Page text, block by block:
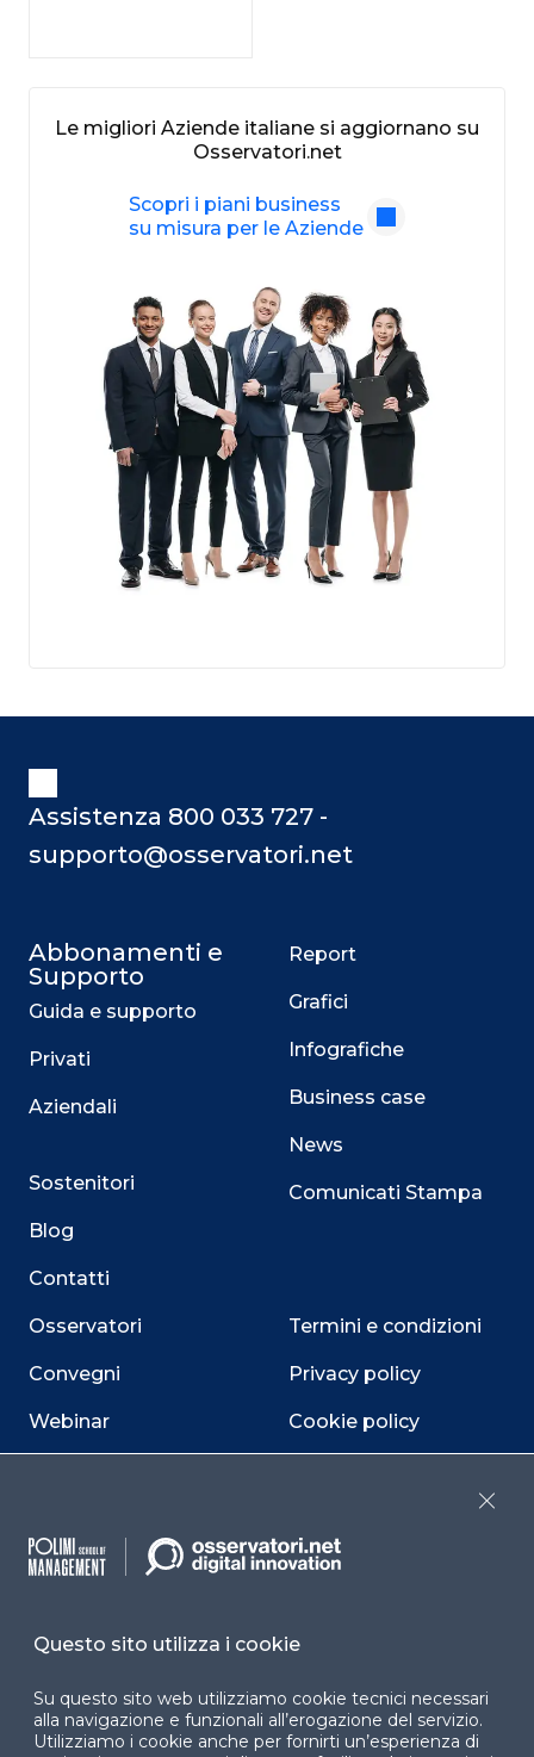
Le migliori Aziende italiane si aggiornano su
Osservatori.net
Scopri i piani business
su misura per le Aziende
Assistenza 800 033 727 -
supporto@osservatori.net
Abbonamenti e
Supporto
Guida e supporto
Privati
Aziendali
Sostenitori
Blog
Contatti
Osservatori
Convegni
Webinar
Report
Grafici
Infografiche
Business case
News
Comunicati Stampa
Termini e condizioni
Privacy policy
Cookie policy
accessibilità
Facebook LinkedIn
Questo sito utilizza i cookie
Su questo sito web utilizziamo cookie tecnici necessari
alla navigazione e funzionali all’erogazione del servizio.
Utilizziamo i cookie anche per fornirti un’esperienza di